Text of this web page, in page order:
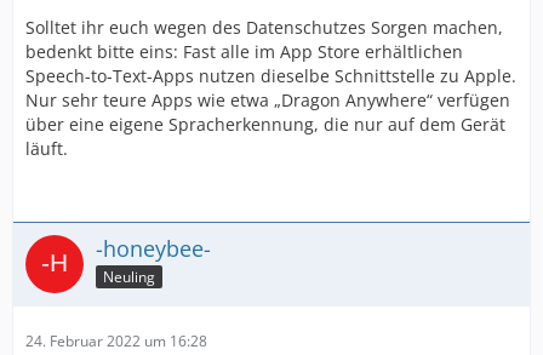
Solltet ihr euch wegen des Datenschutzes Sorgen machen,
bedenkt bitte eins: Fast alle im App Store erhältlichen
Speech-to-Text-Apps nutzen dieselbe Schnittstelle zu Apple.
Nur sehr teure Apps wie etwa „Dragon Anywhere“ verfügen
über eine eigene Spracherkennung, die nur auf dem Gerät
läuft.
-honeybee-
Neuling
24. Februar 2022 um 16:28